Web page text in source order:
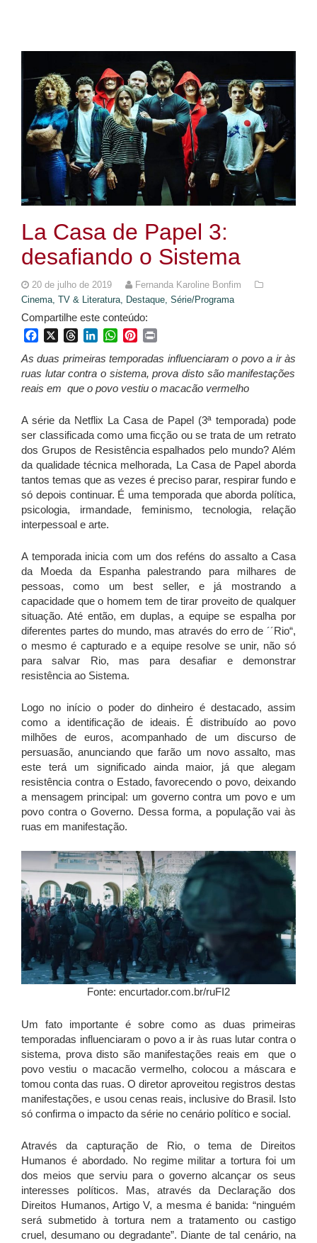
La Casa de Papel 3:
desafiando o Sistema
20 de julho de 2019
Fernanda Karoline Bonfim
Cinema, TV & Literatura, Destaque, Série/Programa
Compartilhe este conteúdo:
FacebookThreadsLinkedInWhatsApp
Pinterest
As duas primeiras temporadas influenciaram o povo a iràs
ruas lutar contra o sistema, prova disto são manifestações
reais em que o povo vestiu o macacão vermelho
A série da Netflix La Casa de Papel (3ª temporada) pode
ser classificada como uma ficção ou se trata de um retrato
dos Grupos de Resistência espalhados pelo mundo? Além
da qualidade técnica melhorada, La Casa de Papel aborda
tantos temas que as vezes é preciso parar, respirar fundo e
só depois continuar. É uma temporada que aborda política,
psicologia, irmandade, feminismo, tecnologia, relação
interpessoal e arte.
A temporada inicia com um dos reféns do assalto a Casa
da Moeda da Espanha palestrando para milhares de
pessoas, como um best seller, e já mostrando a
capacidade que o homem tem de tirar proveito de qualquer
situação. Até então, em duplas, a equipe se espalha por
diferentes partes do mundo, mas através do erro de ´´Rio“,
o mesmo é capturado e a equipe resolve se unir, não só
para salvar Rio, mas para desafiar e demonstrar
resistência ao Sistema.
Logo no início o poder do dinheiro é destacado, assim
como a identificação de ideais. É distribuído ao povo
milhões de euros, acompanhado de um discurso de
persuasão, anunciando que farão um novo assalto, mas
este terá um significado ainda maior, já que alegam
resistência contra o Estado, favorecendo o povo, deixando
a mensagem principal: um governo contra um povo e um
povo contra o Governo. Dessa forma, a população vai às
ruas em manifestação.
Fonte: encurtador.com.br/ruFI2
Um fato importante é sobre como as duas primeiras
temporadas influenciaram o povo a ir às ruas lutar contra o
sistema, prova disto são manifestações reais em que o
povo vestiu o macacão vermelho, colocou a máscara e
tomou conta das ruas. O diretor aproveitou registros destas
manifestações, e usou cenas reais, inclusive do Brasil. Isto
só confirma o impacto da série no cenário político e social.
Através da capturação de Rio, o tema de Direitos
Humanos é abordado. No regime militar a tortura foi um
dos meios que serviu para o governo alcançar os seus
interesses políticos. Mas, através da Declaração dos
Direitos Humanos, Artigo V, a mesma é banida: “ninguém
será submetido à tortura nem a tratamento ou castigo
cruel, desumano ou degradante”. Diante de tal cenário, na